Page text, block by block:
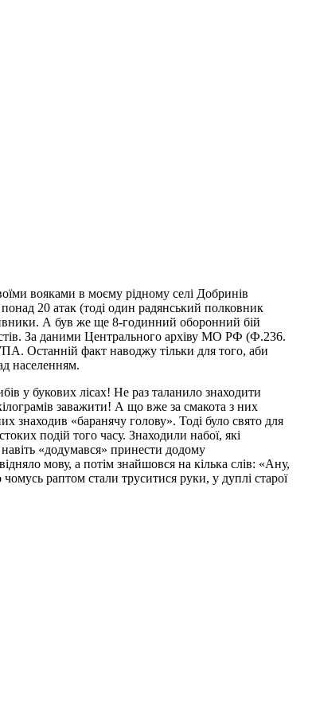
вояками в моєму рідному селі Добринів
20 атак (тоді один радянський полковник
А був же ще 8-годинний оборонний бій
За даними Центрального архіву МО РФ (Ф.236.
Останній факт наводжу тільки для того, аби
населенням.
у букових лісах! Не раз таланило знаходити
заважити! А що вже за смакота з них
знаходив «баранячу голову». Тоді було свято для
подій того часу. Знаходили набої, які
«додумався» принести додому
мову, а потім знайшовся на кілька слів: «Ану,
раптом стали труситися руки, у дуплі старої